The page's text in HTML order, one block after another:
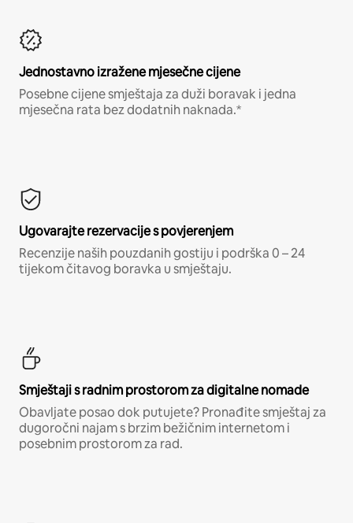
Jednostavno izražene mjesečne cijene
Posebne cijene smještaja za duži boravak i jedna
mjesečna rata bez dodatnih naknada.*
Ugovarajte rezervacije s povjerenjem
Recenzije naših pouzdanih gostiju i podrška 0 – 24
tijekom čitavog boravka u smještaju.
Smještaji s radnim prostorom za digitalne nomade
Obavljate posao dok putujete? Pronađite smještaj za
dugoročni najam s brzim bežičnim internetom i
posebnim prostorom za rad.